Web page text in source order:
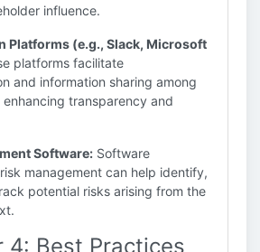
influence.
Platforms (e.g., Slack, Microsoft
platforms facilitate
and information sharing among
enhancing transparency and
Software: Software
management can help identify,
potential risks arising from the
4: Best Practices